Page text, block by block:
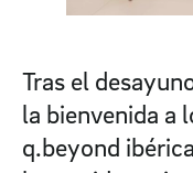
Tras el
la bienvenida a
q.beyond